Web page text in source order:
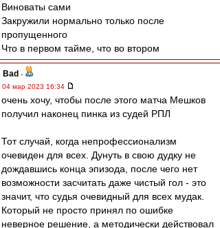
Виноваты сами
Закружили нормально только после
пропущенного
Что в первом тайме, что во втором
Bad -
04 мар 2023 16:34
очень хочу, чтобы после этого матча Мешков
получил наконец пинка из судей РПЛ
Тот случай, когда непрофессионализм
очевиден для всех. Дунуть в свою дудку не
дождавшись конца эпизода, после чего нет
возможности засчитать даже чистый гол - это
значит, что судья очевидный для всех мудак.
Который не просто принял по ошибке
неверное решение, а методически действовал